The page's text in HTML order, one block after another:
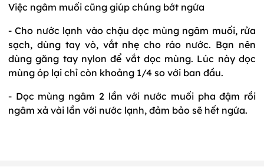
Việc ngâm muối cũng giúp chúng bớt ngứa
- Cho nước lạnh vào chậu dọc mùng ngâm muối, rửa
sạch, dùng tay vò, vắt nhẹ cho ráo nước. Bạn nên
dùng găng tay nylon để vắt dọc mùng. Lúc này dọc
mùng óp lại chỉ còn khoảng 1/4 so với ban đầu.
- Dọc mùng ngâm 2 lần với nước muối pha đậm rồi
ngâm xả vài lần với nước lạnh, đảm bảo sẽ hết ngứa.